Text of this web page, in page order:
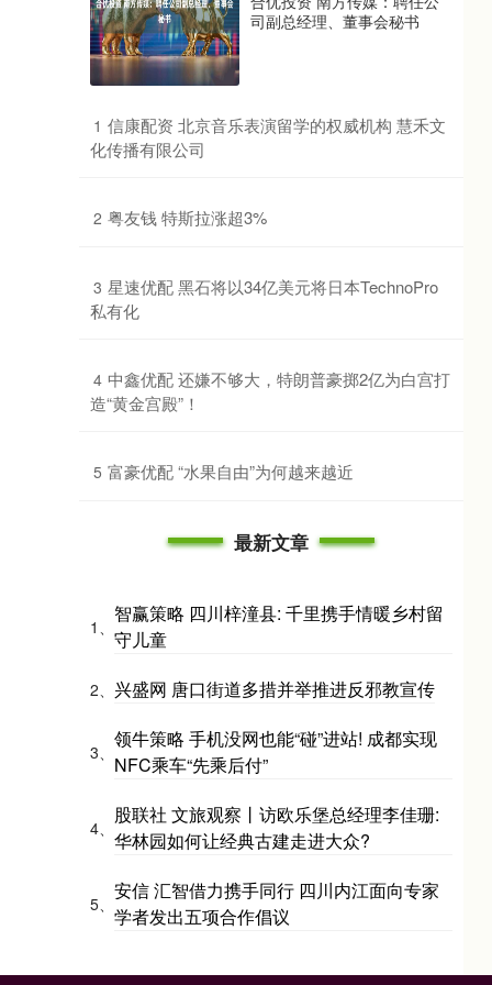
司副总经理、董事会秘书
1 ​信康配资 北京音乐表演留学的权威机构 慧禾文
化传播有限公司
2 ​粤友钱 特斯拉涨超3%
3 ​星速优配 黑石将以34亿美元将日本TechnoPro
私有化
4 ​中鑫优配 还嫌不够大，特朗普豪掷2亿为白宫打
造“黄金宫殿”！
5 ​富豪优配 “水果自由”为何越来越近
最新文章
1、
智赢策略 四川梓潼县: 千里携手情暖乡村留
守儿童
2、 兴盛网 唐口街道多措并举推进反邪教宣传
3、
领牛策略 手机没网也能“碰”进站! 成都实现
NFC乘车“先乘后付”
4、
股联社 文旅观察丨访欧乐堡总经理李佳珊:
华林园如何让经典古建走进大众?
5、
安信 汇智借力携手同行 四川内江面向专家
学者发出五项合作倡议